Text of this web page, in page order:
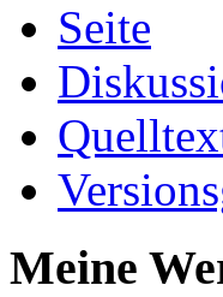
Seite
Meine